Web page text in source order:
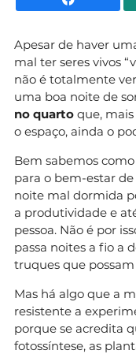
Apesar de haver
mal ter seres vivos
não é totalmente
uma boa noite de
no quarto que,
o espaço, ainda o
Bem sabemos
para o bem-estar
noite mal dormida
a produtividade e
pessoa. Não é por
passa noites a fio a
truques que
Mas há algo que a
resistente a
porque se acredita
fotossíntese, as